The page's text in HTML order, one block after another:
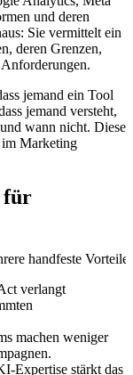
und deren
Sie vermittelt ein
deren Grenzen,
jemand ein Tool
jemand versteht,
wann nicht. Dieser
im Marketing
für
handfeste Vorteile:
verlangt
machen weniger
Expertise stärkt das